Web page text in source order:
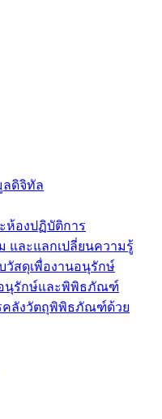
ดิจิทัล
ห้องปฏิบัติการ
และแลกเปลี่ยนความรู้
วัสดุเพื่องานอนุรักษ์
นุรักษ์และพิพิธภัณฑ์
คลังวัตถุพิพิธภัณฑ์ด้วย